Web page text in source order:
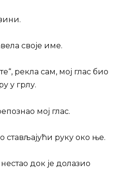
своје име.
рекла сам, мој глас био
у грлу.
мој глас.
стављајући руку око ње.
док је долазио